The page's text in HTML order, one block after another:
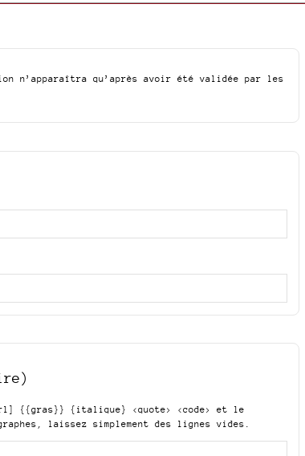
n’apparaîtra qu’après avoir été validée par les
{{gras}} {italique} <quote> <code>
et le
laissez simplement des lignes vides.